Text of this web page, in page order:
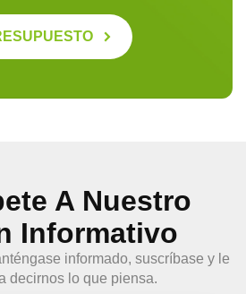
A Nuestro
Informativo
informado, suscríbase y le
decirnos lo que piensa.